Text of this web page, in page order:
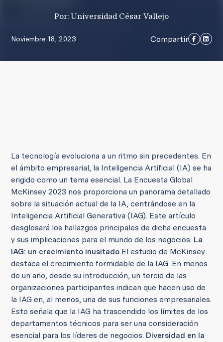
Por: Universidad César Vallejo
Noviembre 18, 2023 Compartir
La tecnología evoluciona a un ritmo sin precedentes. En
el ámbito empresarial, la Inteligencia Artificial (IA) se ha
erigido como un tema esencial. La Encuesta Global
McKinsey 2023 nos proporciona un panorama detallado
sobre la situación actual de la IA, centrándose en la
Inteligencia Artificial Generativa (IAG). Este artículo
desglosará los hallazgos principales de dicha encuesta
y sus implicaciones para el mundo de los negocios. La
IAG: un crecimiento inusitado El estudio de McKinsey
destaca el crecimiento formidable de la IAG. En menos
de un año, desde su introducción, un tercio de las
organizaciones participantes indican que hacen uso de
la IAG en, al menos, una de sus funciones empresariales.
Esto señala que la IAG ha trascendido los límites de los
departamentos técnicos para ser una consideración
esencial para los líderes de negocios. Diversidad en la